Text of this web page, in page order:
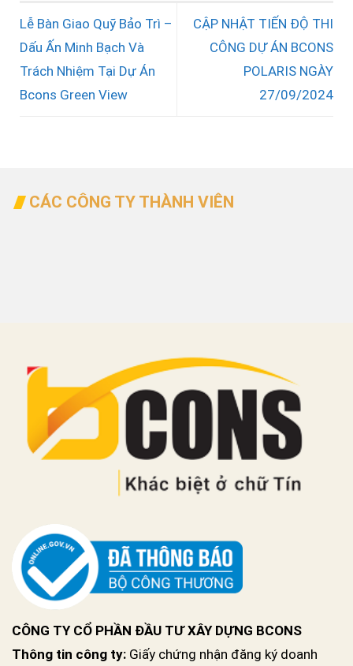
Lễ Bàn Giao Quỹ Bảo Trì –
Dấu Ấn Minh Bạch Và
Trách Nhiệm Tại Dự Án
Bcons Green View
CẬP NHẬT TIẾN ĐỘ THI
CÔNG DỰ ÁN BCONS
POLARIS NGÀY
27/09/2024
CÁC CÔNG TY THÀNH VIÊN
CÔNG TY CỔ PHẦN ĐẦU TƯ XÂY DỰNG BCONS
Thông tin công ty: Giấy chứng nhận đăng ký doanh